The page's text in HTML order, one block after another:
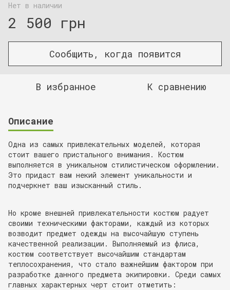
Нет в наличии
2 500 грн
Сообщить, когда появится
В избранное К сравнению
Описание
Одна из самых привлекательных моделей, которая
стоит вашего пристального внимания. Костюм
выполняется в уникальном стилистическом оформлении.
Это придаст вам некий элемент уникальности и
подчеркнет ваш изысканный стиль.
Но кроме внешней привлекательности костюм радует
своими техническими факторами, каждый из которых
возводит предмет одежды на высочайшую ступень
качественной реализации. Выполняемый из флиса,
костюм соответствует высочайшим стандартам
теплосохранения, что стало важнейшим фактором при
разработке данного предмета экипировки. Среди самых
главных характерных черт стоит отметить: